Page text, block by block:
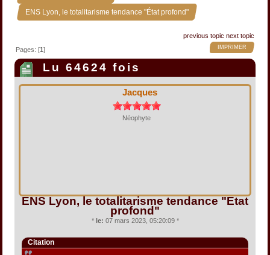
ENS Lyon, le totalitarisme tendance "État profond"
previous topic next topic
IMPRIMER
Pages: [1]
Lu 64624 fois
Jacques
Néophyte
ENS Lyon, le totalitarisme tendance "État
profond"
* le: 07 mars 2023, 05:20:09 *
Citation